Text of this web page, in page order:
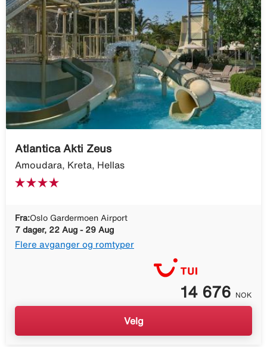
Atlantica Akti Zeus
Amoudara, Kreta, Hellas
Fra:Oslo Gardermoen Airport
7 dager, 22 Aug - 29 Aug
Flere avganger og romtyper
14 676 NOK
Velg